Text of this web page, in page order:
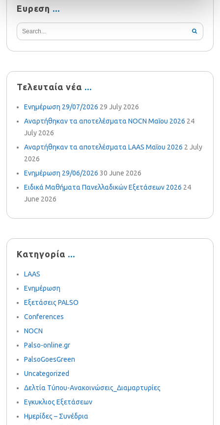
Ευρεση
Τελευταία νέα
Ενημέρωση 29/07/2026 29 July 2026
Αναρτήθηκαν τα αποτελέσματα NOCN Μαΐου 2026 24
July 2026
Αναρτήθηκαν τα αποτελέσματα LAAS Μαΐου 2026 2 July
2026
Ενημέρωση 29/06/2026 30 June 2026
Ειδικά Μαθήματα Πανελλαδικών Εξετάσεων 2026 24
June 2026
Κατηγορία
LAAS
Ενημέρωση
Εξετάσεις PALSO
Conferences
NOCN
Palso-online.gr
PalsoGoesGreen
Uncategorized
Δελτία Τύπου-Ανακοινώσεις_Διαμαρτυρίες
Εγκυκλιος Εξετάσεων
Ημερίδες – Συνέδρια